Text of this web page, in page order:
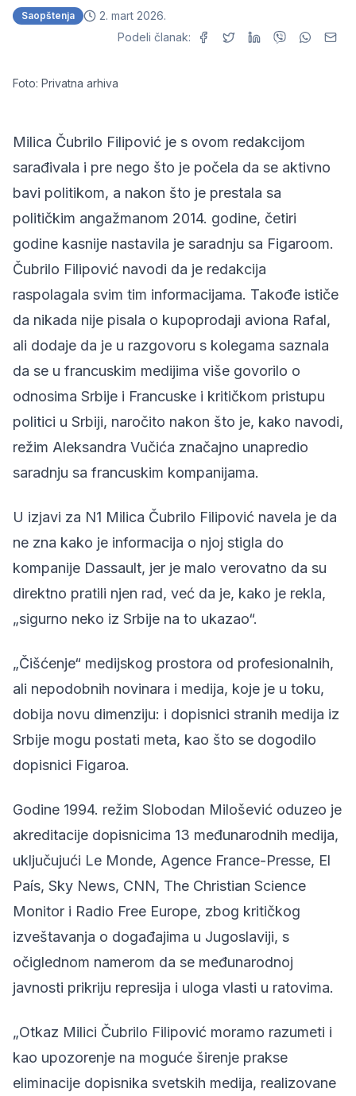
Saopštenja
2. mart 2026.
Podeli članak:
Foto: Privatna arhiva
Milica Čubrilo Filipović je s ovom redakcijom
sarađivala i pre nego što je počela da se aktivno
bavi politikom, a nakon što je prestala sa
političkim angažmanom 2014. godine, četiri
godine kasnije nastavila je saradnju sa Figaroom.
Čubrilo Filipović navodi da je redakcija
raspolagala svim tim informacijama. Takođe ističe
da nikada nije pisala o kupoprodaji aviona Rafal,
ali dodaje da je u razgovoru s kolegama saznala
da se u francuskim medijima više govorilo o
odnosima Srbije i Francuske i kritičkom pristupu
politici u Srbiji, naročito nakon što je, kako navodi,
režim Aleksandra Vučića značajno unapredio
saradnju sa francuskim kompanijama.
U izjavi za N1 Milica Čubrilo Filipović navela je da
ne zna kako je informacija o njoj stigla do
kompanije Dassault, jer je malo verovatno da su
direktno pratili njen rad, već da je, kako je rekla,
„sigurno neko iz Srbije na to ukazao“.
„Čišćenje“ medijskog prostora od profesionalnih,
ali nepodobnih novinara i medija, koje je u toku,
dobija novu dimenziju: i dopisnici stranih medija iz
Srbije mogu postati meta, kao što se dogodilo
dopisnici Figaroa.
Godine 1994. režim Slobodan Milošević oduzeo je
akreditacije dopisnicima 13 međunarodnih medija,
uključujući Le Monde, Agence France-Presse, El
País, Sky News, CNN, The Christian Science
Monitor i Radio Free Europe, zbog kritičkog
izveštavanja o događajima u Jugoslaviji, s
očiglednom namerom da se međunarodnoj
javnosti prikriju represija i uloga vlasti u ratovima.
„Otkaz Milici Čubrilo Filipović moramo razumeti i
kao upozorenje na moguće širenje prakse
eliminacije dopisnika svetskih medija, realizovane